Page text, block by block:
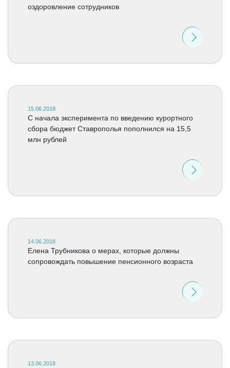
оздоровление сотрудников
15.06.2018
С начала эксперимента по введению курортного
сбора бюджет Ставрополья пополнился на 15,5
млн рублей
14.06.2018
Елена Трубникова о мерах, которые должны
сопровождать повышение пенсионного возраста
13.06.2018